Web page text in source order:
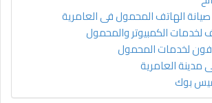
العامرية
بوك